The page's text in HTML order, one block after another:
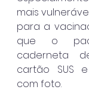
mais
para a
que o
caderneta
cartão SUS
com foto.